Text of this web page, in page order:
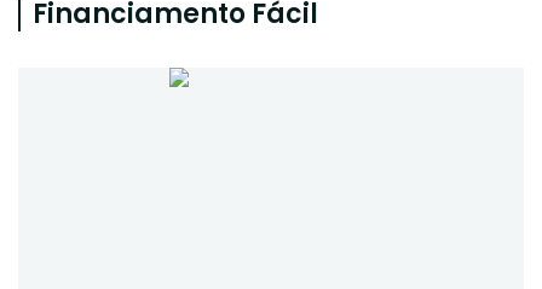
Financiamento Fácil